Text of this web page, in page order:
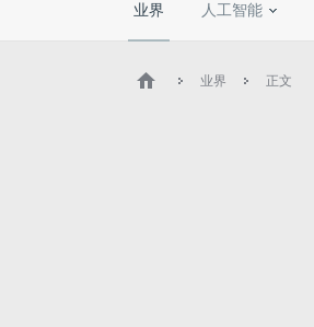
业界 人工智能
业界 正文